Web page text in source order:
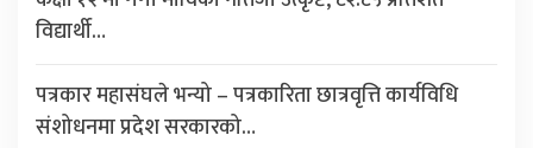
विद्यार्थी…
पत्रकार महासंघले भन्यो – पत्रकारिता छात्रवृत्ति कार्यविधि
संशोधनमा प्रदेश सरकारको…